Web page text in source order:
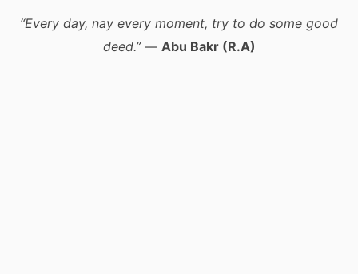
“Every day, nay every moment, try to do some good
deed.”— Abu Bakr (R.A)